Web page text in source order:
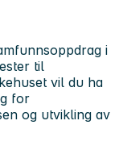
i
til
vil du ha
for
og utvikling av